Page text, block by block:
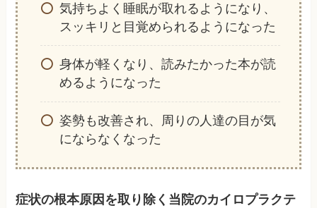
気持ちよく睡眠が取れるようになり、
スッキリと目覚められるようになった
身体が軽くなり、読みたかった本が読
めるようになった
姿勢も改善され、周りの人達の目が気
にならなくなった
症状の根本原因を取り除く当院のカイロプラクテ